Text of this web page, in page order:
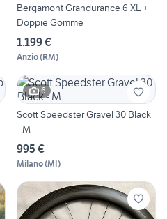
Bergamont Grandurance 6 XL +
Doppie Gomme
1.199 €
Anzio(RM)
6
Scott Speedster Gravel 30 Black
- M
995 €
Milano(MI)